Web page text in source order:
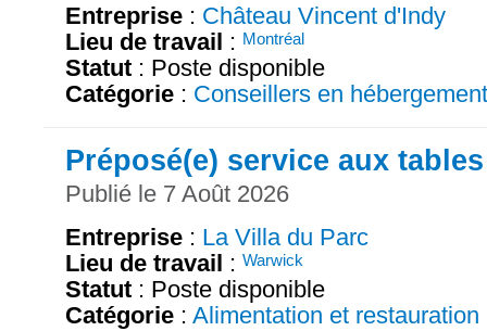
Entreprise : Château Vincent d'Indy
Lieu de travail : Montréal
Statut : Poste disponible
Catégorie : Conseillers en hébergement
Préposé(e) service aux tables
Publié le 7 Août 2026
Entreprise : La Villa du Parc
Lieu de travail : Warwick
Statut : Poste disponible
Catégorie : Alimentation et restauration